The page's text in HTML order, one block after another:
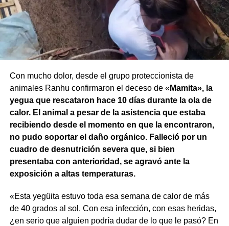
Con mucho dolor, desde el grupo proteccionista de
animales Ranhu confirmaron el deceso de «Mamita», la
yegua que rescataron hace 10 días durante la ola de
calor. El animal a pesar de la asistencia que estaba
recibiendo desde el momento en que la encontraron,
no pudo soportar el daño orgánico. Falleció por un
cuadro de desnutrición severa que, si bien
presentaba con anterioridad, se agravó ante la
exposición a altas temperaturas.
«Esta yegüita estuvo toda esa semana de calor de más
de 40 grados al sol. Con esa infección, con esas heridas,
¿en serio que alguien podría dudar de lo que le pasó? En